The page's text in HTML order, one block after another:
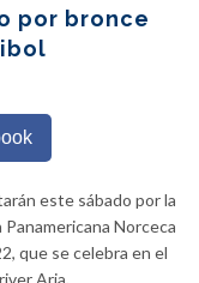
por bronce
este sábado por la
Norceca
que se celebra en el
Aria.